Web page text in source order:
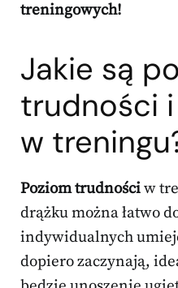
treningowych!
Jakie są
trudności
w
Poziom trudnościw
drążku można łatwo
indywidualnych
dopiero zaczynają,